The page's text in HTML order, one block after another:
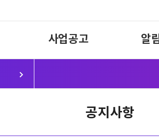
사업공고 알
공지사항